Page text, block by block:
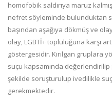
homofobik saldırıya maruz
nefret söyleminde bulunduktan
başından aşağıya dökmüş ve
olay, LGBTİ+ topluluğuna karşı
göstergesidir. Kırılgan gruplara
suçu kapsamında
şekilde soruşturulup ivedilikle
gerekmektedir.